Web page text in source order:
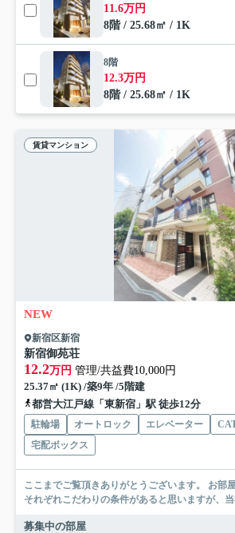
11.6万円
8階 / 25.68㎡ / 1K
8階
12.3万円
8階 / 25.68㎡ / 1K
賃貸マンション
NEW
新宿区新宿
新宿御苑荘
12.2万円 管理/共益費10,000円
25.37㎡ (1K) /築9年 /5階建
都営大江戸線「東新宿」駅 徒歩12分
駐輪場 オートロック エレベーター
宅配ボックス
ここまでご覧頂きありがとうございます。 お部屋探しの際には、皆さま
それぞれこだわりの条件があると思いますが、
募集中の部屋